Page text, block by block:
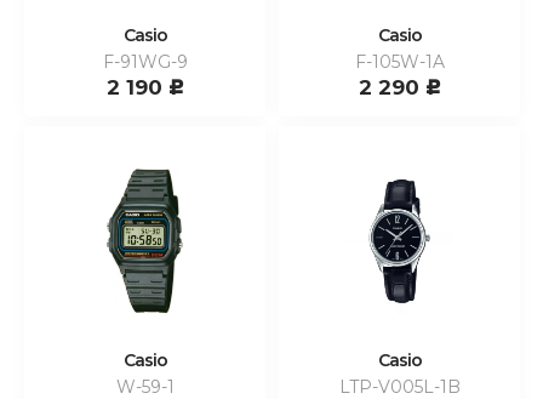
Casio
F-91WG-9
2 190 c
Casio
F-105W-1A
2 290 c
Casio
W-59-1
Casio
LTP-V005L-1B